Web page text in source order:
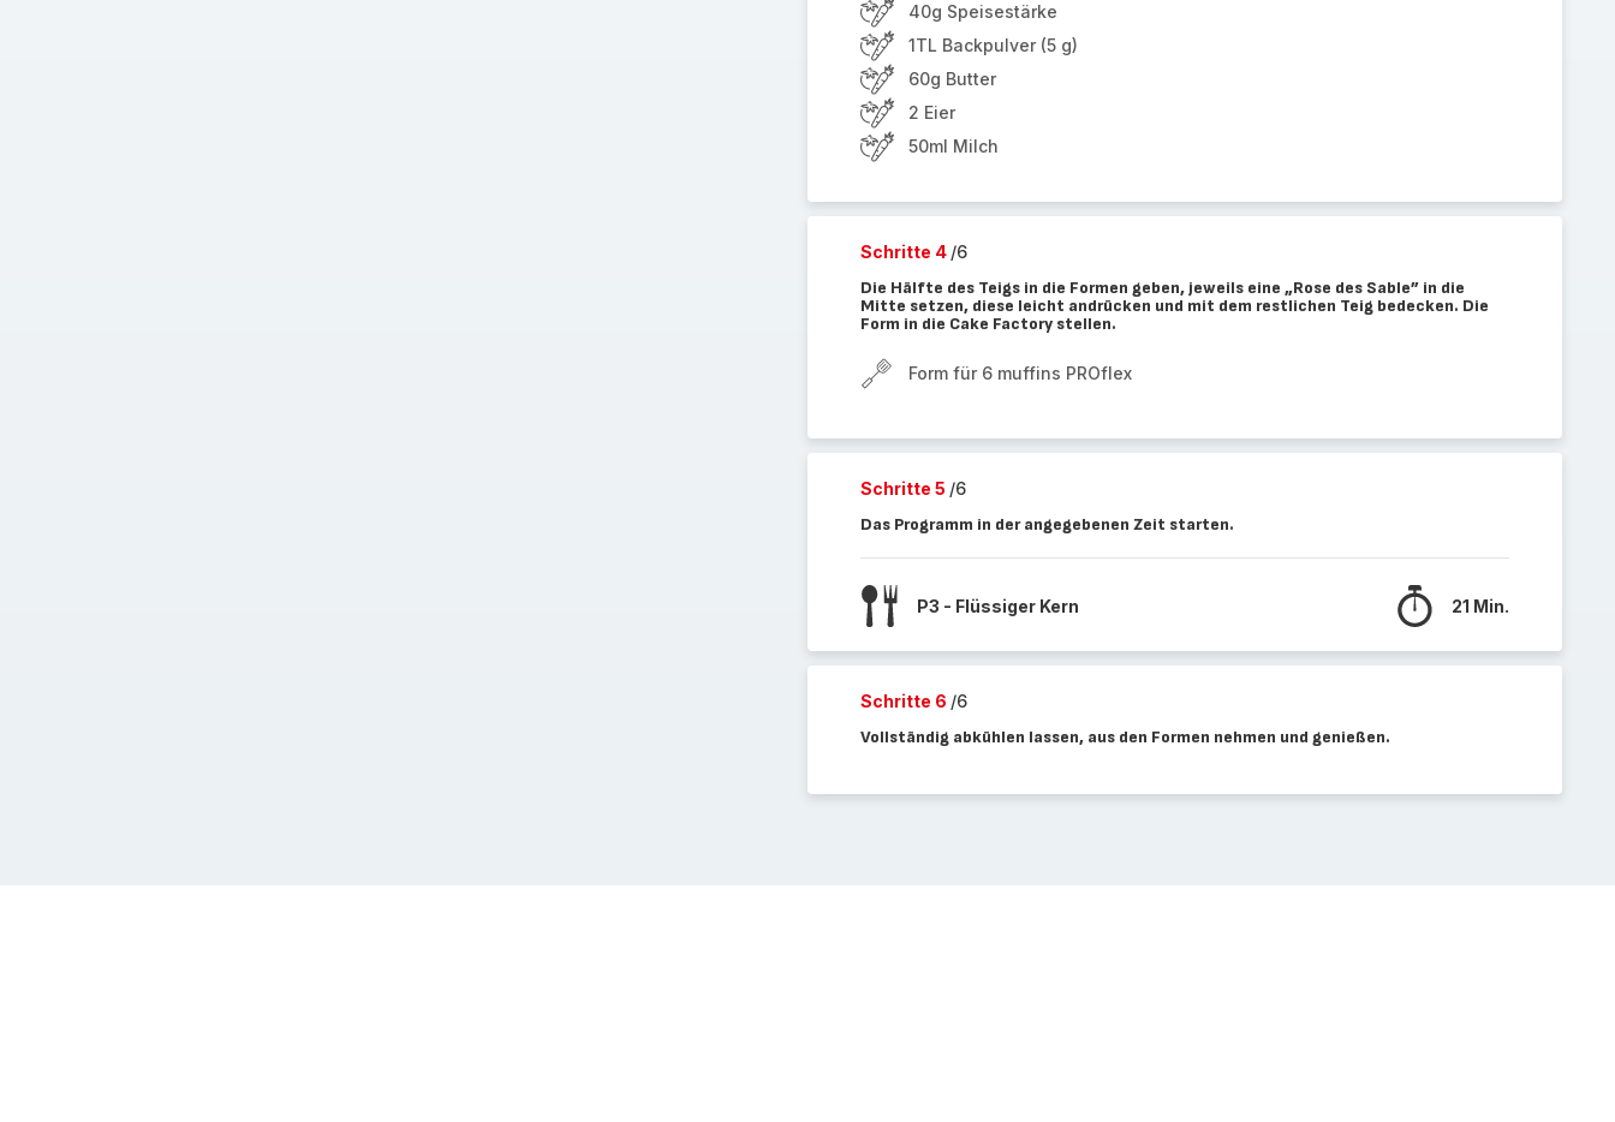
40g Speisestärke
1TL Backpulver (5 g)
60g Butter
2 Eier
50ml Milch
Schritte 4 /6
Die Hälfte des Teigs in die Formen geben, jeweils eine „Rose des Sable” in die
Mitte setzen, diese leicht andrücken und mit dem restlichen Teig bedecken. Die
Form in die Cake Factory stellen.
Form für 6 muffins PROflex
Schritte 5 /6
Das Programm in der angegebenen Zeit starten.
P3 - Flüssiger Kern 21 Min.
Schritte 6 /6
Vollständig abkühlen lassen, aus den Formen nehmen und genießen.